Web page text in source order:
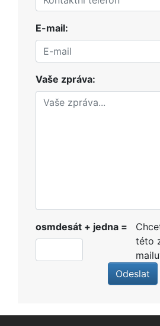
E-mail:
Vaše zpráva:
osmdesát + jedna =
této
Odeslat